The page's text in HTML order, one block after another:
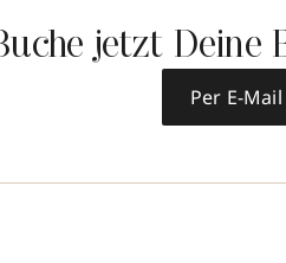
jetzt Deine
Per E-